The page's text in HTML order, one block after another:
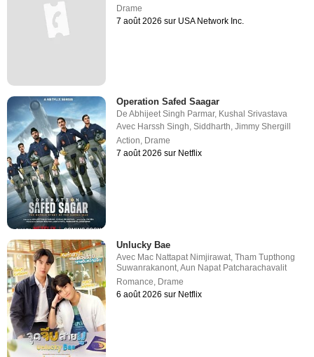
Drame
7 août 2026 sur USA Network Inc.
Operation Safed Saagar
DeAbhijeet Singh Parmar, Kushal Srivastava
Avec Harssh Singh,Siddharth,Jimmy Shergill
Action, Drame
7 août 2026 sur Netflix
Unlucky Bae
Avec Mac Nattapat Nimjirawat ,Tham Tupthong
Suwanrakanont ,Aun Napat Patcharachavalit
Romance Drame
6 août 2026 sur Netflix